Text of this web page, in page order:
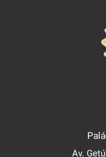
Av.